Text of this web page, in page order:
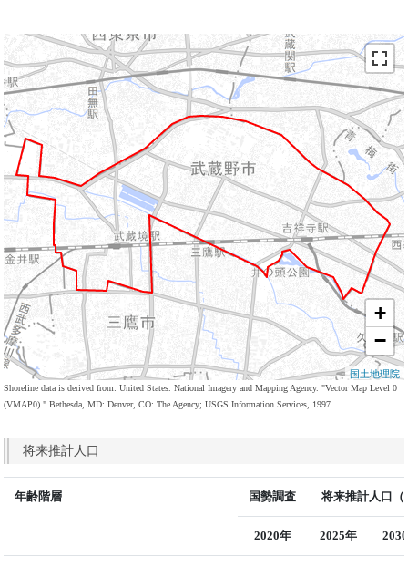
+
−
国土地理院
Shoreline data is derived from: United States. National Imagery and Mapping Agency. "Vector Map Level 0
(VMAP0)." Bethesda, MD: Denver, CO: The Agency; USGS Information Services, 1997.
将来推計人口
年齢階層 国勢調査 将来推計人口（
2020年 2025年